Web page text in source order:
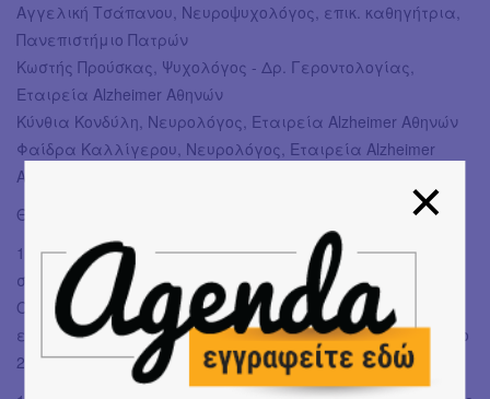
Αγγελική Τσάπανου, Νευροψυχολόγος, επικ. καθηγήτρια,
Πανεπιστήμιο Πατρών
Κωστής Προύσκας, Ψυχολόγος - Δρ. Γεροντολογίας,
Εταιρεία Alzheimer Αθηνών
Κύνθια Κονδύλη, Νευρολόγος, Εταιρεία Alzheimer Αθηνών
Φαίδρα Καλλίγερου, Νευρολόγος, Εταιρεία Alzheimer
Αθηνών
Θα ακολουθήσει συζήτηση με το κοινό.
14:00 - 18:00 Speed Counseling (Βραχείες συνεδρίες
συμβουλευτικής) για φροντιστές (15’)
Οι φροντιστές θα έχουν τη δυνατότητα να μιλήσουν με
ειδικούς (απαραίτητη η δήλωση συµµετοχής στο τηλέφωνο
2107013271)